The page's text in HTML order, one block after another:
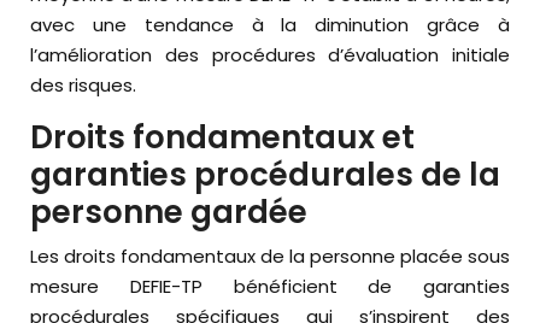
avec une tendance à la diminution grâce à
l’amélioration des procédures d’évaluation initiale
des risques.
Droits fondamentaux et
garanties procédurales de la
personne gardée
Les droits fondamentaux de la personne placée sous
mesure DEFIE-TP bénéficient de garanties
procédurales spécifiques qui s’inspirent des